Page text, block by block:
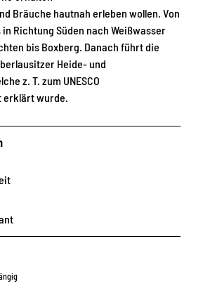
Bräuche hautnah erleben wollen. Von
Richtung Süden nach Weißwasser
bis Boxberg. Danach führt die
Heide- und
z. T. zum UNESCO
erklärt wurde.